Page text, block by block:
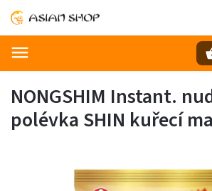
NONGSHIM Instant.
polévka SHIN kuřecí